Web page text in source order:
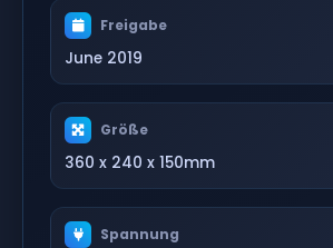
Freigabe
June 2019
Größe
360 x 240 x 150mm
Spannung